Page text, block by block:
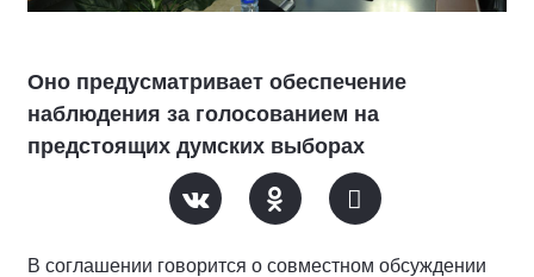
Оно предусматривает обеспечение
наблюдения за голосованием на
предстоящих думских выборах
В соглашении говорится о совместном обсуждении